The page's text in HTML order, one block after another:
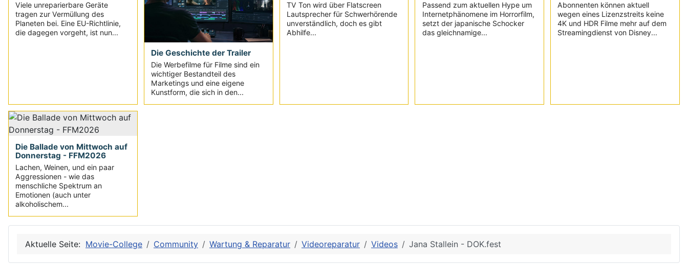
Viele unreparierbare Geräte
tragen zur Vermüllung des
Planeten bei. Eine EU-Richtlinie,
die dagegen vorgeht, ist nun...
Die Geschichte der Trailer
Die Werbefilme für Filme sind ein
wichtiger Bestandteil des
Marketings und eine eigene
Kunstform, die sich in den...
TV Ton wird über Flatscreen
Lautsprecher für Schwerhörende
unverständlich, doch es gibt
Abhilfe...
Passend zum aktuellen Hype um
Internetphänomene im Horrorfilm,
setzt der japanische Schocker
das gleichnamige...
Abonnenten können aktuell
wegen eines Lizenzstreits keine
4K und HDR Filme mehr auf dem
Streamingdienst von Disney...
Die Ballade von Mittwoch auf
Donnerstag - FFM2026
Lachen, Weinen, und ein paar
Aggressionen - wie das
menschliche Spektrum an
Emotionen (auch unter
alkoholischem...
Aktuelle Seite: Movie-College Community Wartung & Reparatur Videoreparatur Videos Jana Stallein - DOK.fest